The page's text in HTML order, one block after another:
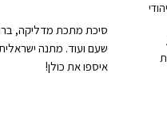
סיכת מתכת מדליקה,
שעם ועוד. מתנה
איספו את כולן!